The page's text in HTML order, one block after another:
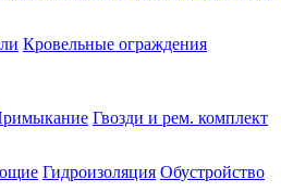
Кровельные ограждения
Гвозди и рем. комплект
Гидроизоляция Обустройство